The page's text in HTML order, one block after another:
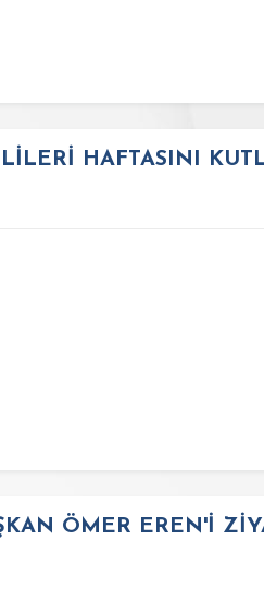
HAFTASINI
ÖMER EREN'İ